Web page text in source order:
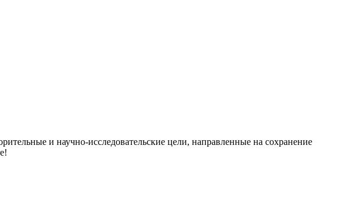
и научно-исследовательские цели, направленные на сохранение